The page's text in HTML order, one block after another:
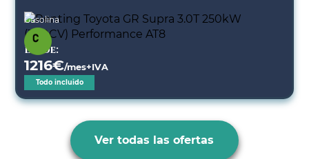
Gasolina
Desde:
1216€/mes+IVA
Todo incluido
Ver todas las ofertas